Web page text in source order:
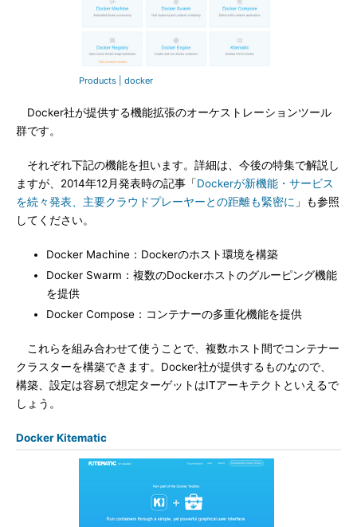
Products | docker
Docker社が提供する機能拡張のオーケストレーションツール
群です。
それぞれ下記の機能を担います。詳細は、今後の特集で解説し
ますが、2014年12月発表時の記事「Dockerが新機能・サービス
を続々発表、主要クラウドプレーヤーとの距離も緊密に 」も参照
してください。
Docker Machine：Dockerのホスト環境を構築
Docker Swarm：複数のDockerホストのグルーピング機能
を提供
Docker Compose：コンテナーの多重化機能を提供
これらを組み合わせて使うことで、複数ホスト間でコンテナー
クラスターを構築できます。Docker社が提供するものなので、
構築、設定は容易で想定ターゲットはITアーキテクトといえるで
しょう。
Docker Kitematic